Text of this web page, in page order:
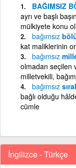
BAĞIMSIZ
ayrı ve başlı
mülkiyete konu
bağımsız
kat maliklerinin
bağımsız
olmadan seçilen
milletvekili,
bağımsız
bağlı olduğu
cümle
İngilizce - Türkçe